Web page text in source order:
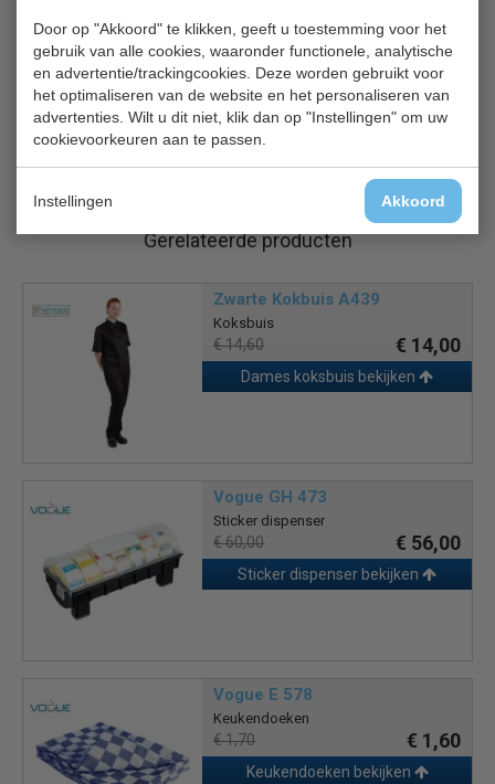
Door op "Akkoord" te klikken, geeft u toestemming voor het
gebruik van alle cookies, waaronder functionele, analytische
en advertentie/trackingcookies. Deze worden gebruikt voor
het optimaliseren van de website en het personaliseren van
advertenties. Wilt u dit niet, klik dan op "Instellingen" om uw
cookievoorkeuren aan te passen.
Instellingen Akkoord
10x GN1/1 (geleverd zonder roosters)
Temperatuurbereik +70°C tot -18°C
Voedselsensor
Eenvoudig te reinigen, zelfsluitende deur
Max. omgevingstemperatuur: 38°C
Gerelateerde producten
Zwarte Kokbuis A439
Koksbuis
€ 14,60 € 14,00
Dames koksbuis bekijken
Vogue GH 473
Sticker dispenser
€ 60,00 € 56,00
Sticker dispenser bekijken
Vogue E 578
Keukendoeken
€ 1,70 € 1,60
Keukendoeken bekijken